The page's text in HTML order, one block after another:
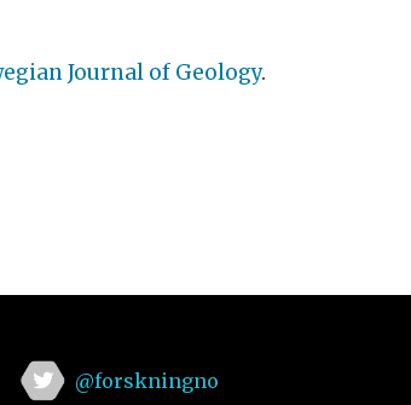
Journal of Geology.
@forskningno